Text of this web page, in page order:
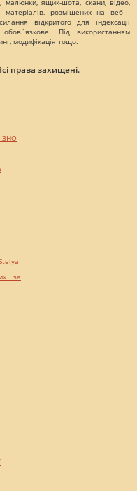
матеріалів, розміщених на веб -
відкритого для індексації
Під використанням
модифікація тощо.
права захищені.
ЗНО
за